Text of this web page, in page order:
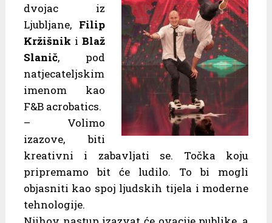
dvojac iz
Ljubljane, Filip
Kržišnik iBlaž
Slanič, pod
natjecateljskim
imenom kao
F&B acrobatics.
– Volimo
izazove, biti
kreativni i zabavljati se. Točka koju
pripremamo bit će ludilo. To bi mogli
objasniti kao spoj ljudskih tijela i moderne
tehnologije.